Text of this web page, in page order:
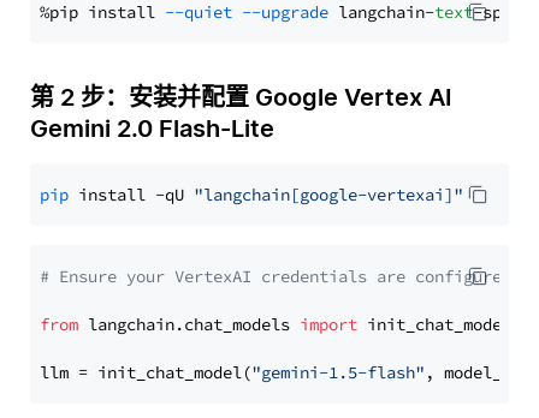
%pip install --quiet --upgrade langchain-text
第 2 步：安装并配置 Google Vertex AI
Gemini 2.0 Flash-Lite
pip install -qU "langchain[google-vertexai]"
# Ensure your VertexAI credentials are configured
from langchain.chat_models import init_chat_model
llm = init_chat_model("gemini-1.5-flash" ,